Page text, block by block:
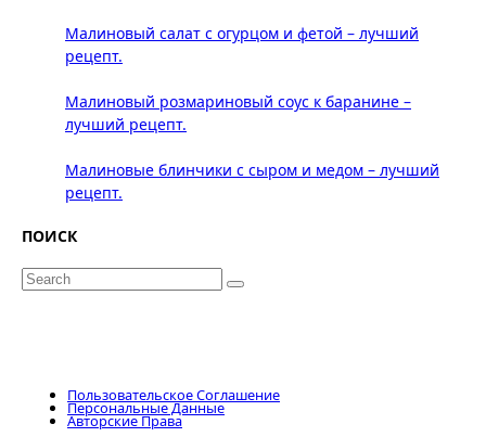
Малиновый салат с огурцом и фетой – лучший
рецепт.
Малиновый розмариновый соус к баранине –
лучший рецепт.
Малиновые блинчики с сыром и медом – лучший
рецепт.
ПОИСК
Search
Пользовательское Соглашение
Персональные Данные
Авторские Права